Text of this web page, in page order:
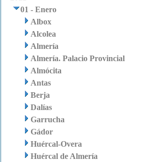
01 - Enero
Albox
Alcolea
Almería
Almería. Palacio Provincial
Almócita
Antas
Berja
Dalías
Garrucha
Gádor
Huércal-Overa
Huércal de Almería